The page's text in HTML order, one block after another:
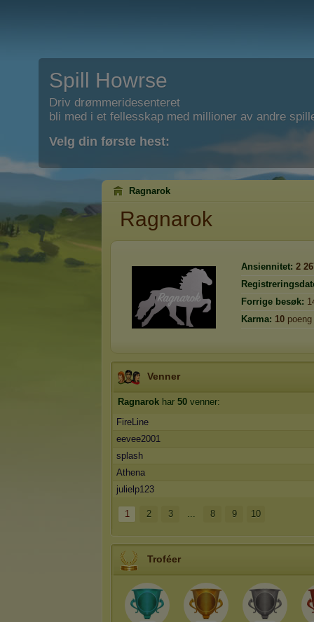
Spill Howrse
Driv drømmeridesenteret
bli med i et fellesskap med millioner av andre
Velg din første hest:
Ragnarok
Ragnarok
Ansiennitet: 2
Forrige besøk:
Karma: 10 poeng
Venner
Ragnarok har 50 venner:
FireLine
eevee2001
splash
Athena
julielp123
1 2 3 ... 8 9 10
Troféer